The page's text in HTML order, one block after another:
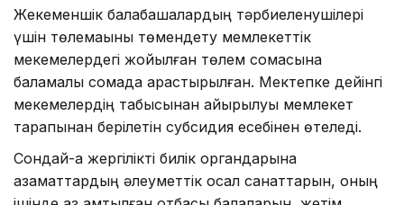
Жекеменшік балабақшалардың тәрбиеленушілері
үшін төлемақыны төмендету мемлекеттік
мекемелердегі жойылған төлем сомасына
баламалы сомада қарастырылған. Мектепке дейінгі
мекемелердің табысынан айырылуы мемлекет
тарапынан берілетін субсидия есебінен өтеледі.
Сондай-ақ жергілікті билік органдарына
азаматтардың әлеуметтік осал санаттарын, оның